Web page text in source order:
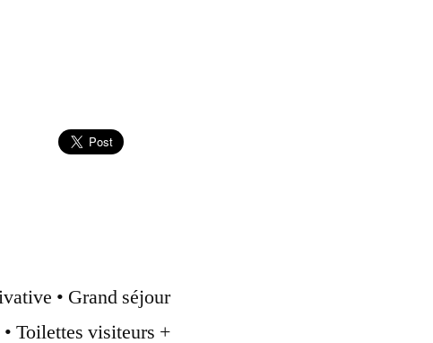
• Grand séjour
Toilettes visiteurs +